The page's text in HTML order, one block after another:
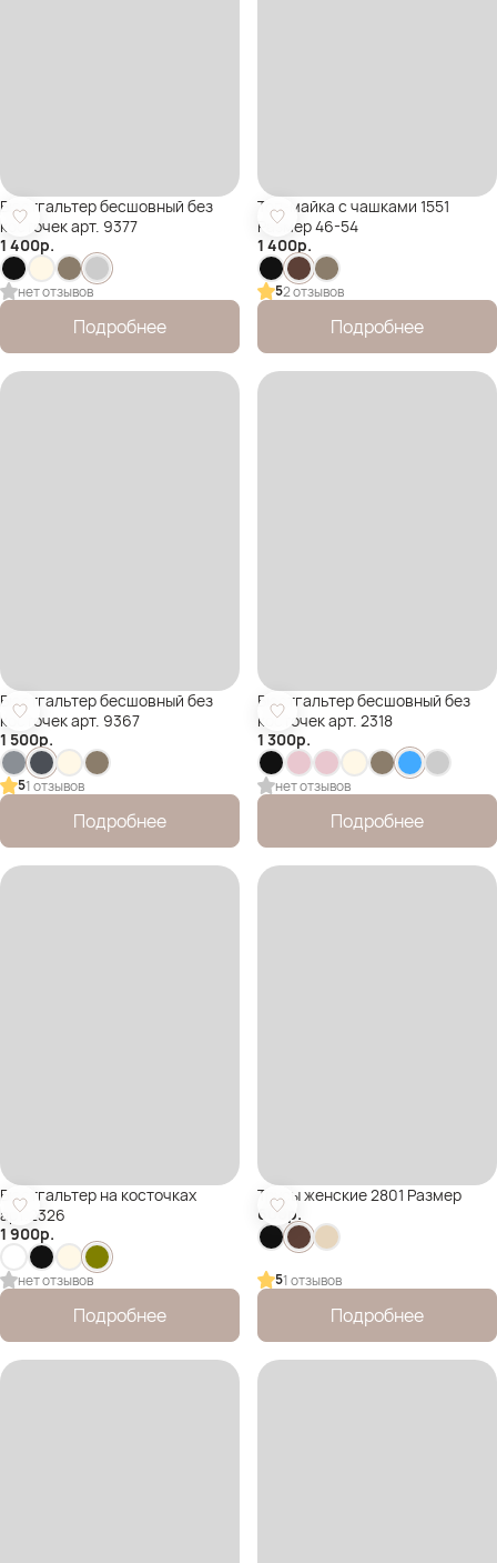
Бюстгальтер бесшовный без
косточек арт. 9377
1 400р.
нет отзывов
Подробнее
Топ-майка с чашками 1551
Размер 46-54
1 400р.
52 отзывов
Подробнее
Бюстгальтер бесшовный без
косточек арт. 9367
1 500р.
51 отзывов
Подробнее
Бюстгальтер бесшовный без
косточек арт. 2318
1 300р.
нет отзывов
Подробнее
Бюстгальтер на косточках
арт.2326
1 900р.
нет отзывов
Подробнее
Трусы женские 2801 Размер
600 р.
51 отзывов
Подробнее